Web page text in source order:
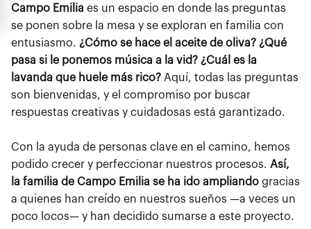
Campo Emilia es un espacio en donde las preguntas
se ponen sobre la mesa y se exploran en familia con
entusiasmo. ¿Cómo se hace el aceite de oliva? ¿Qué
pasa si le ponemos música a la vid? ¿Cuál es la
lavanda que huele más rico? Aquí, todas las preguntas
son bienvenidas, y el compromiso por buscar
respuestas creativas y cuidadosas está garantizado.
Con la ayuda de personas clave en el camino, hemos
podido crecer y perfeccionar nuestros procesos. Así,
la familia de Campo Emilia se ha ido ampliando gracias
a quienes han creído en nuestros sueños —a veces un
poco locos— y han decidido sumarse a este proyecto.